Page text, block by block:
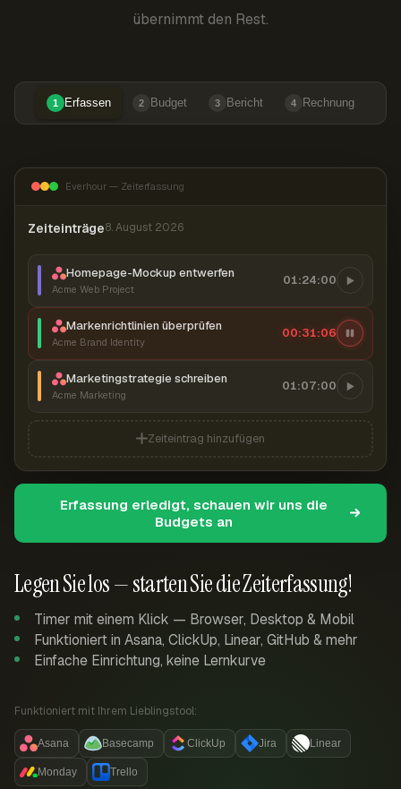
übernimmt den Rest.
1 Erfassen 2 Budget 3 Bericht 4 Rechnung
Legen Sie los — starten Sie die Zeiterfassung!
Timer mit einem Klick — Browser, Desktop & Mobil
Funktioniert in Asana, ClickUp, Linear, GitHub & mehr
Einfache Einrichtung, keine Lernkurve
Funktioniert mit Ihrem Lieblingstool:
Asana Basecamp ClickUp Jira Linear
Monday Trello
Everhour — Zeiterfassung
Zeiteinträge8. August 2026
Homepage-Mockup entwerfen
Acme Web Project
01:24:00
Markenrichtlinien überprüfen
Acme Brand Identity
00:31:07
Marketingstrategie schreiben
Acme Marketing
01:07:00
Zeiteintrag hinzufügen
Erfassung erledigt, schauen wir uns die
Budgets an